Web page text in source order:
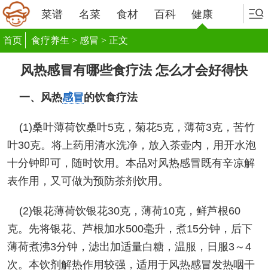
菜谱 名菜 食材 百科 健康
首页 食疗养生 > 感冒 > 正文
风热感冒有哪些食疗法 怎么才会好得快
一、风热感冒的饮食疗法
(1)桑叶薄荷饮桑叶5克，菊花5克，薄荷3克，苦竹
叶30克。将上药用清水洗净，放入茶壶内，用开水泡
十分钟即可，随时饮用。本品对风热感冒既有辛凉解
表作用，又可做为预防茶剂饮用。
(2)银花薄荷饮银花30克，薄荷10克，鲜芦根60
克。先将银花、芦根加水500毫升，煮15分钟，后下
薄荷煮沸3分钟，滤出加适量白糖，温服，日服3～4
次。本饮剂解热作用较强，适用于风热感冒发热咽干